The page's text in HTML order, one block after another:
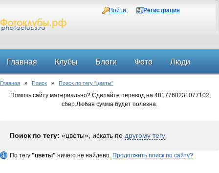
Войти Регистрация
Главная Клубы Блоги Фото Люди
Форум
Главная » Поиск » Поиск по тегу "цветы"
Помочь сайту материально? Сделайте перевод на 4817760231077102
сбер.Любая сумма будет полезна.
Поиск по тегу: «цветы», искать по другому тегу
По тегу "цветы" ничего не найдено. Продолжить поиск по сайту?